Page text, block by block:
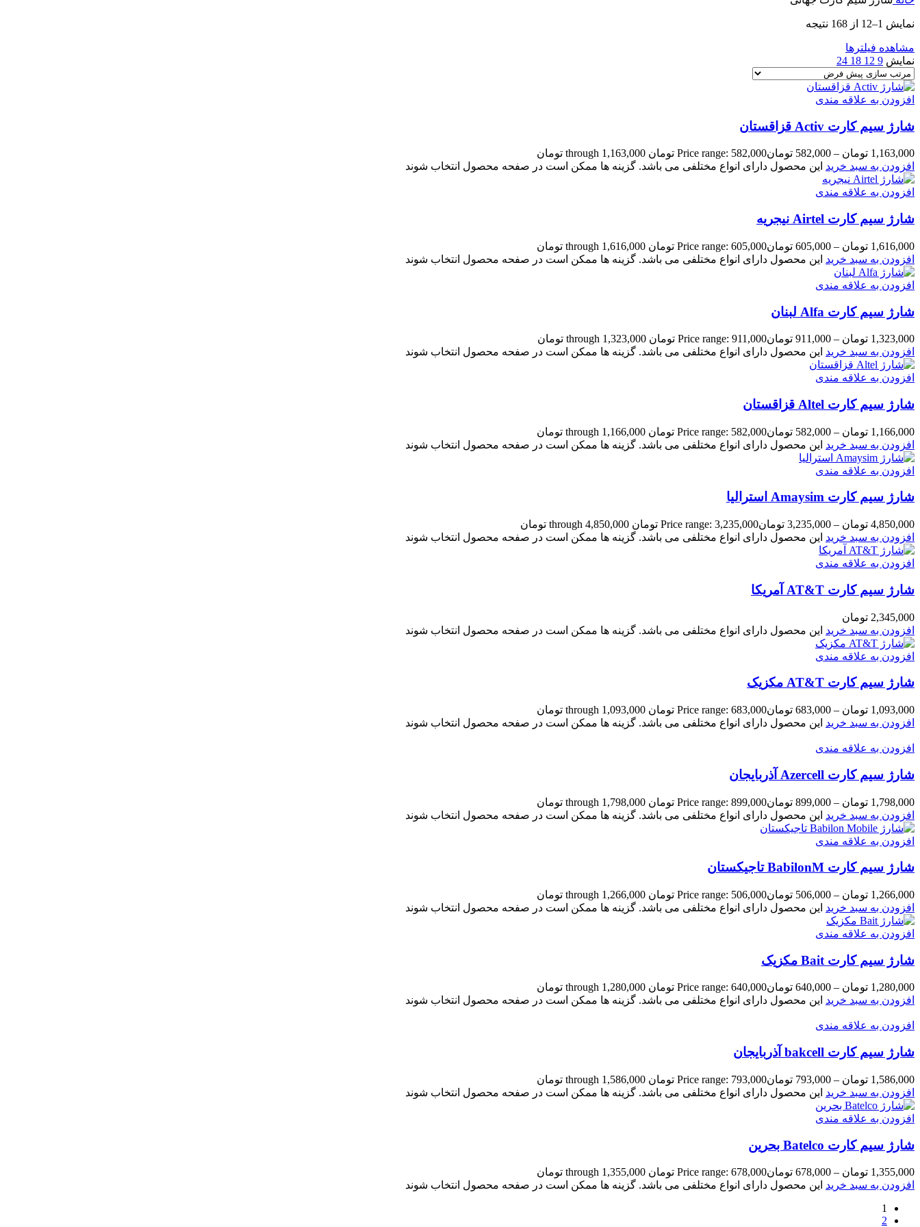
نمایش 1–12 از 168 نتیجه
مشاهده فیلترها
نمایش 9
12
18
24
افزودن به علاقه مندی
شارژ سیم کارت Activ قزاقستان
1,163,000 تومان –
582,000 تومانPrice range: 582,000 تومان through 1,163,000 تومان
افزودن به سبد خرید این محصول دارای انواع مختلفی می باشد. گزینه ها ممکن است در صفحه محصول انتخاب شوند
افزودن به علاقه مندی
شارژ سیم کارت Airtel نیجریه
1,616,000 تومان –
605,000 تومانPrice range: 605,000 تومان through 1,616,000 تومان
افزودن به سبد خرید این محصول دارای انواع مختلفی می باشد. گزینه ها ممکن است در صفحه محصول انتخاب شوند
افزودن به علاقه مندی
شارژ سیم کارت Alfa لبنان
1,323,000 تومان –
911,000 تومانPrice range: 911,000 تومان through 1,323,000 تومان
افزودن به سبد خرید این محصول دارای انواع مختلفی می باشد. گزینه ها ممکن است در صفحه محصول انتخاب شوند
افزودن به علاقه مندی
شارژ سیم کارت Altel قزاقستان
1,166,000 تومان –
582,000 تومانPrice range: 582,000 تومان through 1,166,000 تومان
افزودن به سبد خرید این محصول دارای انواع مختلفی می باشد. گزینه ها ممکن است در صفحه محصول انتخاب شوند
افزودن به علاقه مندی
شارژ سیم کارت Amaysim استرالیا
4,850,000 تومان –
3,235,000 تومانPrice range: 3,235,000 تومان through 4,850,000 تومان
افزودن به سبد خرید این محصول دارای انواع مختلفی می باشد. گزینه ها ممکن است در صفحه محصول انتخاب شوند
افزودن به علاقه مندی
شارژ سیم کارت AT&T آمریکا
2,345,000 تومان
افزودن به سبد خرید این محصول دارای انواع مختلفی می باشد. گزینه ها ممکن است در صفحه محصول انتخاب شوند
افزودن به علاقه مندی
شارژ سیم کارت AT&T مکزیک
1,093,000 تومان –
683,000 تومانPrice range: 683,000 تومان through 1,093,000 تومان
افزودن به سبد خرید این محصول دارای انواع مختلفی می باشد. گزینه ها ممکن است در صفحه محصول انتخاب شوند
افزودن به علاقه مندی
شارژ سیم کارت Azercell آذربایجان
1,798,000 تومان –
899,000 تومانPrice range: 899,000 تومان through 1,798,000 تومان
افزودن به سبد خرید این محصول دارای انواع مختلفی می باشد. گزینه ها ممکن است در صفحه محصول انتخاب شوند
افزودن به علاقه مندی
شارژ سیم کارت BabilonM تاجیکستان
1,266,000 تومان –
506,000 تومانPrice range: 506,000 تومان through 1,266,000 تومان
افزودن به سبد خرید این محصول دارای انواع مختلفی می باشد. گزینه ها ممکن است در صفحه محصول انتخاب شوند
افزودن به علاقه مندی
شارژ سیم کارت Bait مکزیک
1,280,000 تومان –
640,000 تومانPrice range: 640,000 تومان through 1,280,000 تومان
افزودن به سبد خرید این محصول دارای انواع مختلفی می باشد. گزینه ها ممکن است در صفحه محصول انتخاب شوند
افزودن به علاقه مندی
شارژ سیم کارت bakcell آذربایجان
1,586,000 تومان –
793,000 تومانPrice range: 793,000 تومان through 1,586,000 تومان
افزودن به سبد خرید این محصول دارای انواع مختلفی می باشد. گزینه ها ممکن است در صفحه محصول انتخاب شوند
افزودن به علاقه مندی
شارژ سیم کارت Batelco بحرین
1,355,000 تومان –
678,000 تومانPrice range: 678,000 تومان through 1,355,000 تومان
افزودن به سبد خرید این محصول دارای انواع مختلفی می باشد. گزینه ها ممکن است در صفحه محصول انتخاب شوند
1
2